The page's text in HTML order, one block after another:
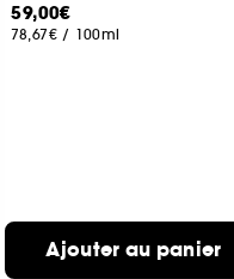
59,00€
78,67€ / 100ml
Ajouter au panier